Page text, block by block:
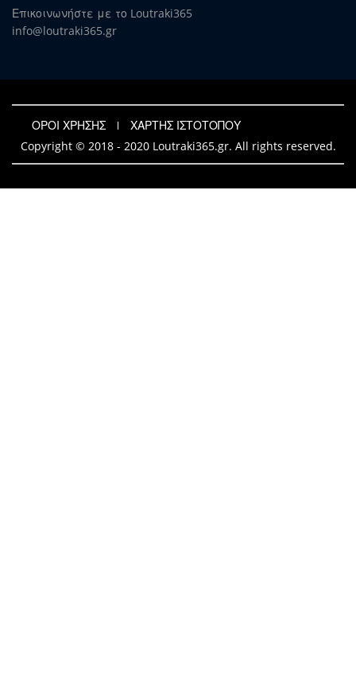
Επικοινωνήστε με το Loutraki365
info@loutraki365.gr
ΟΡΟΙ ΧΡΗΣΗΣ
ΧΑΡΤΗΣ ΙΣΤΟΤΟΠΟΥ
Copyright © 2018 - 2020 Loutraki365.gr. All rights reserved.